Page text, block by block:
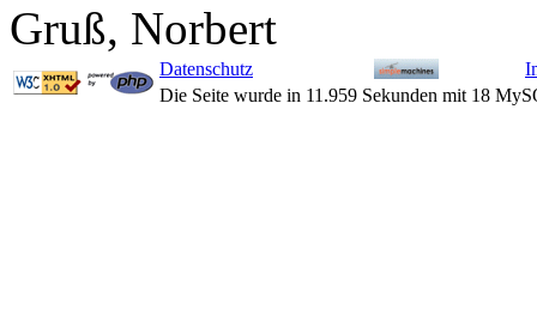
Gruß, Norbert
Datenschutz
Die Seite wurde in 11.959 Sekunden mit 18